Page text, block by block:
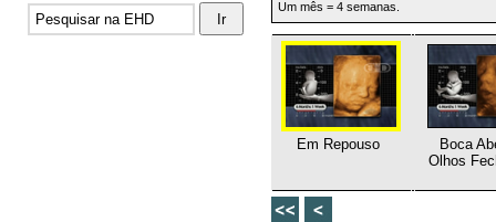
Um mês = 4 semanas.
Em Repouso
Boca
Olhos